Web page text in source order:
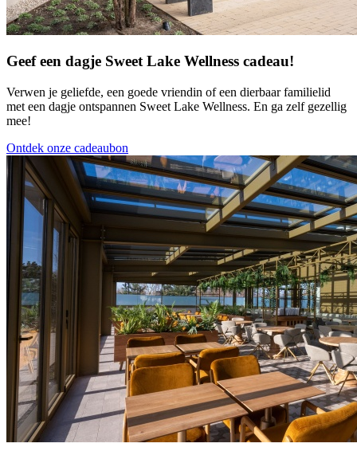
Geef een dagje Sweet Lake Wellness cadeau!
Verwen je geliefde, een goede vriendin of een dierbaar familielid
met een dagje ontspannen Sweet Lake Wellness. En ga zelf gezellig
mee!
Ontdek onze cadeaubon